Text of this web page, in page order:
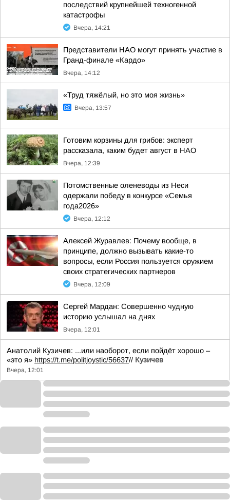
последствий крупнейшей техногенной
катастрофы
Вчера, 14:21
Представители НАО могут принять участие в
Гранд-финале «Кардо»
Вчера, 14:12
«Труд тяжёлый, но это моя жизнь»
Вчера, 13:57
Готовим корзины для грибов: эксперт
рассказала, каким будет август в НАО
Вчера, 12:39
Потомственные оленеводы из Неси
одержали победу в конкурсе «Семья
года2026»
Вчера, 12:12
Алексей Журавлев: Почему вообще, в
принципе, должно вызывать какие-то
вопросы, если Россия пользуется оружием
своих стратегических партнеров
Вчера, 12:09
Сергей Мардан: Совершенно чудную
историю услышал на днях
Вчера, 12:01
Анатолий Кузичев: ...или наоборот, если пойдёт хорошо –
«это я» https://t.me/politjoystic/56637// Кузичев
Вчера, 12:01